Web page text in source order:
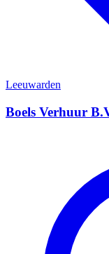
Leeuwarden
Boels Verhuur